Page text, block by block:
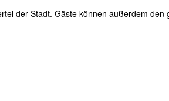
der Stadt. Gäste können außerdem